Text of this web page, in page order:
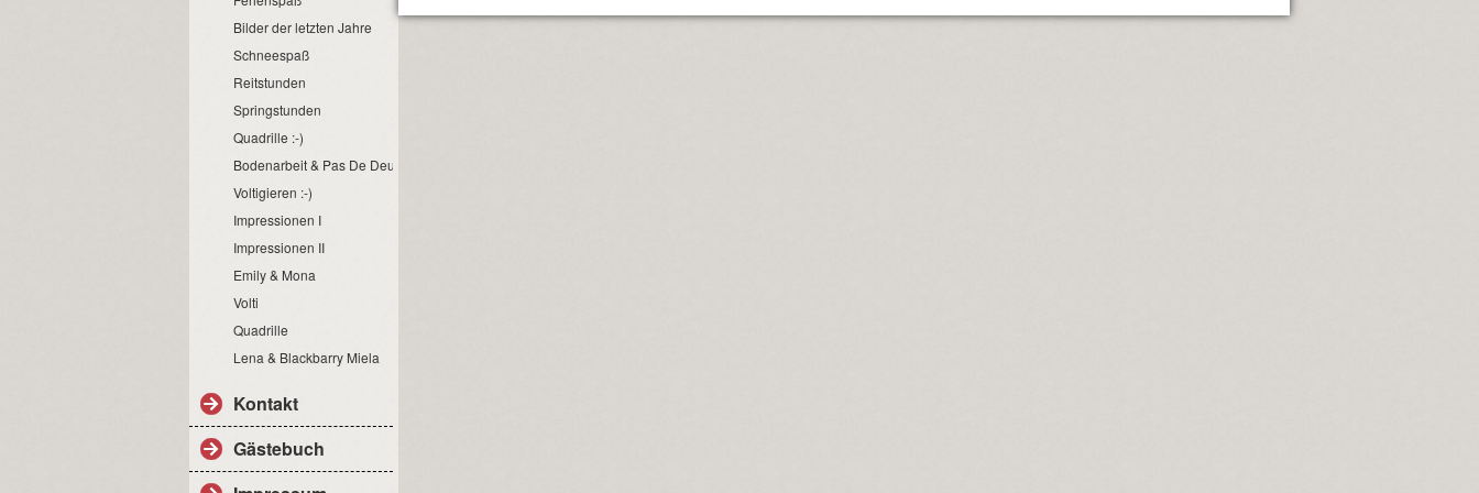
Bilder der letzten Jahre
Schneespaß
Reitstunden
Springstunden
Quadrille :-)
Bodenarbeit & Pas De Deux :-)
Voltigieren :-)
Impressionen I
Impressionen II
Emily & Mona
Volti
Quadrille
Lena & Blackbarry Miela
Kontakt
Gästebuch